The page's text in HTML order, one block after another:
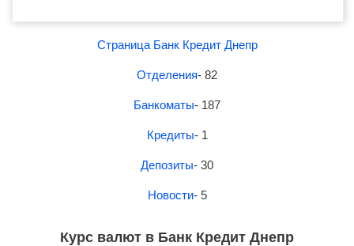
Страница Банк Кредит Днепр
Отделения- 82
Банкоматы- 187
Кредиты- 1
Депозиты- 30
Новости- 5
Курс валют в Банк Кредит Днепр